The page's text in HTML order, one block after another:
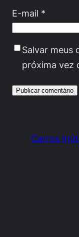
E-mail *
Salvar meus
próxima vez
Carros